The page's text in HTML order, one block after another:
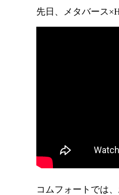
先日、メタバース
コムフォートでは